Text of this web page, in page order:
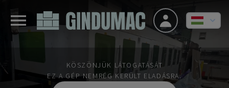
KÖSZÖNJÜK LÁTOGATÁSÁT
EZ A GÉP NEMRÉG KERÜLT ELADÁSRA.